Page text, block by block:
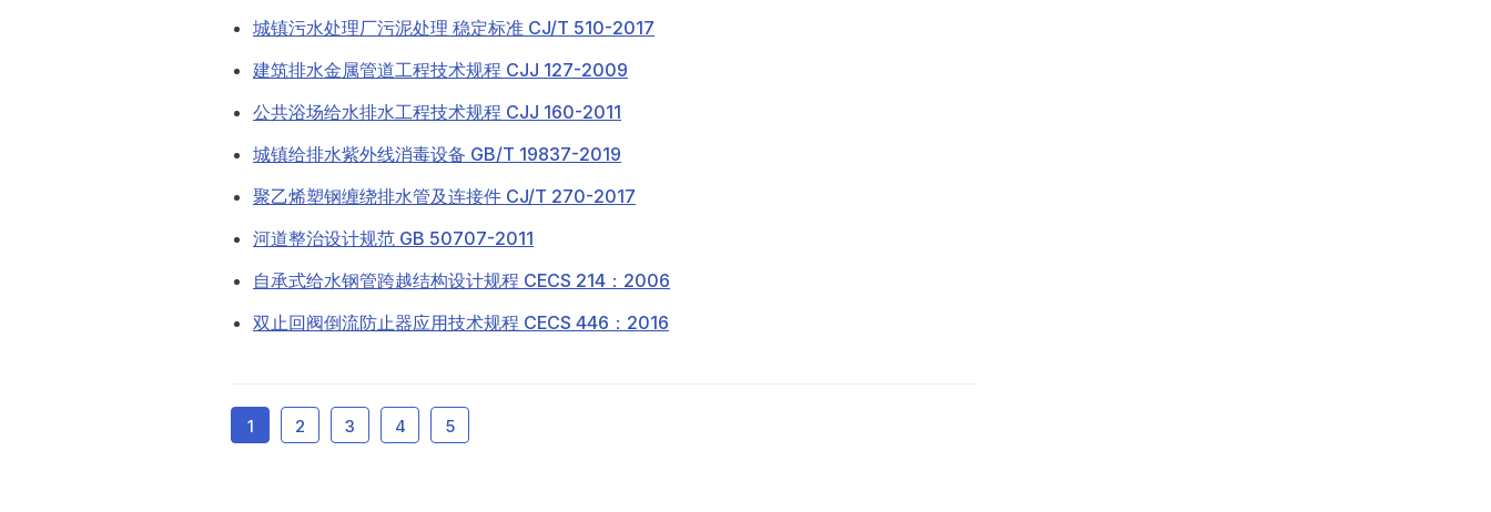
城镇污水处理厂污泥处理 稳定标准 CJ/T 510-2017
建筑排水金属管道工程技术规程 CJJ 127-2009
公共浴场给水排水工程技术规程 CJJ 160-2011
城镇给排水紫外线消毒设备 GB/T 19837-2019
聚乙烯塑钢缠绕排水管及连接件 CJ/T 270-2017
河道整治设计规范 GB 50707-2011
自承式给水钢管跨越结构设计规程 CECS 214：2006
双止回阀倒流防止器应用技术规程 CECS 446：2016
1 2 3 4 5